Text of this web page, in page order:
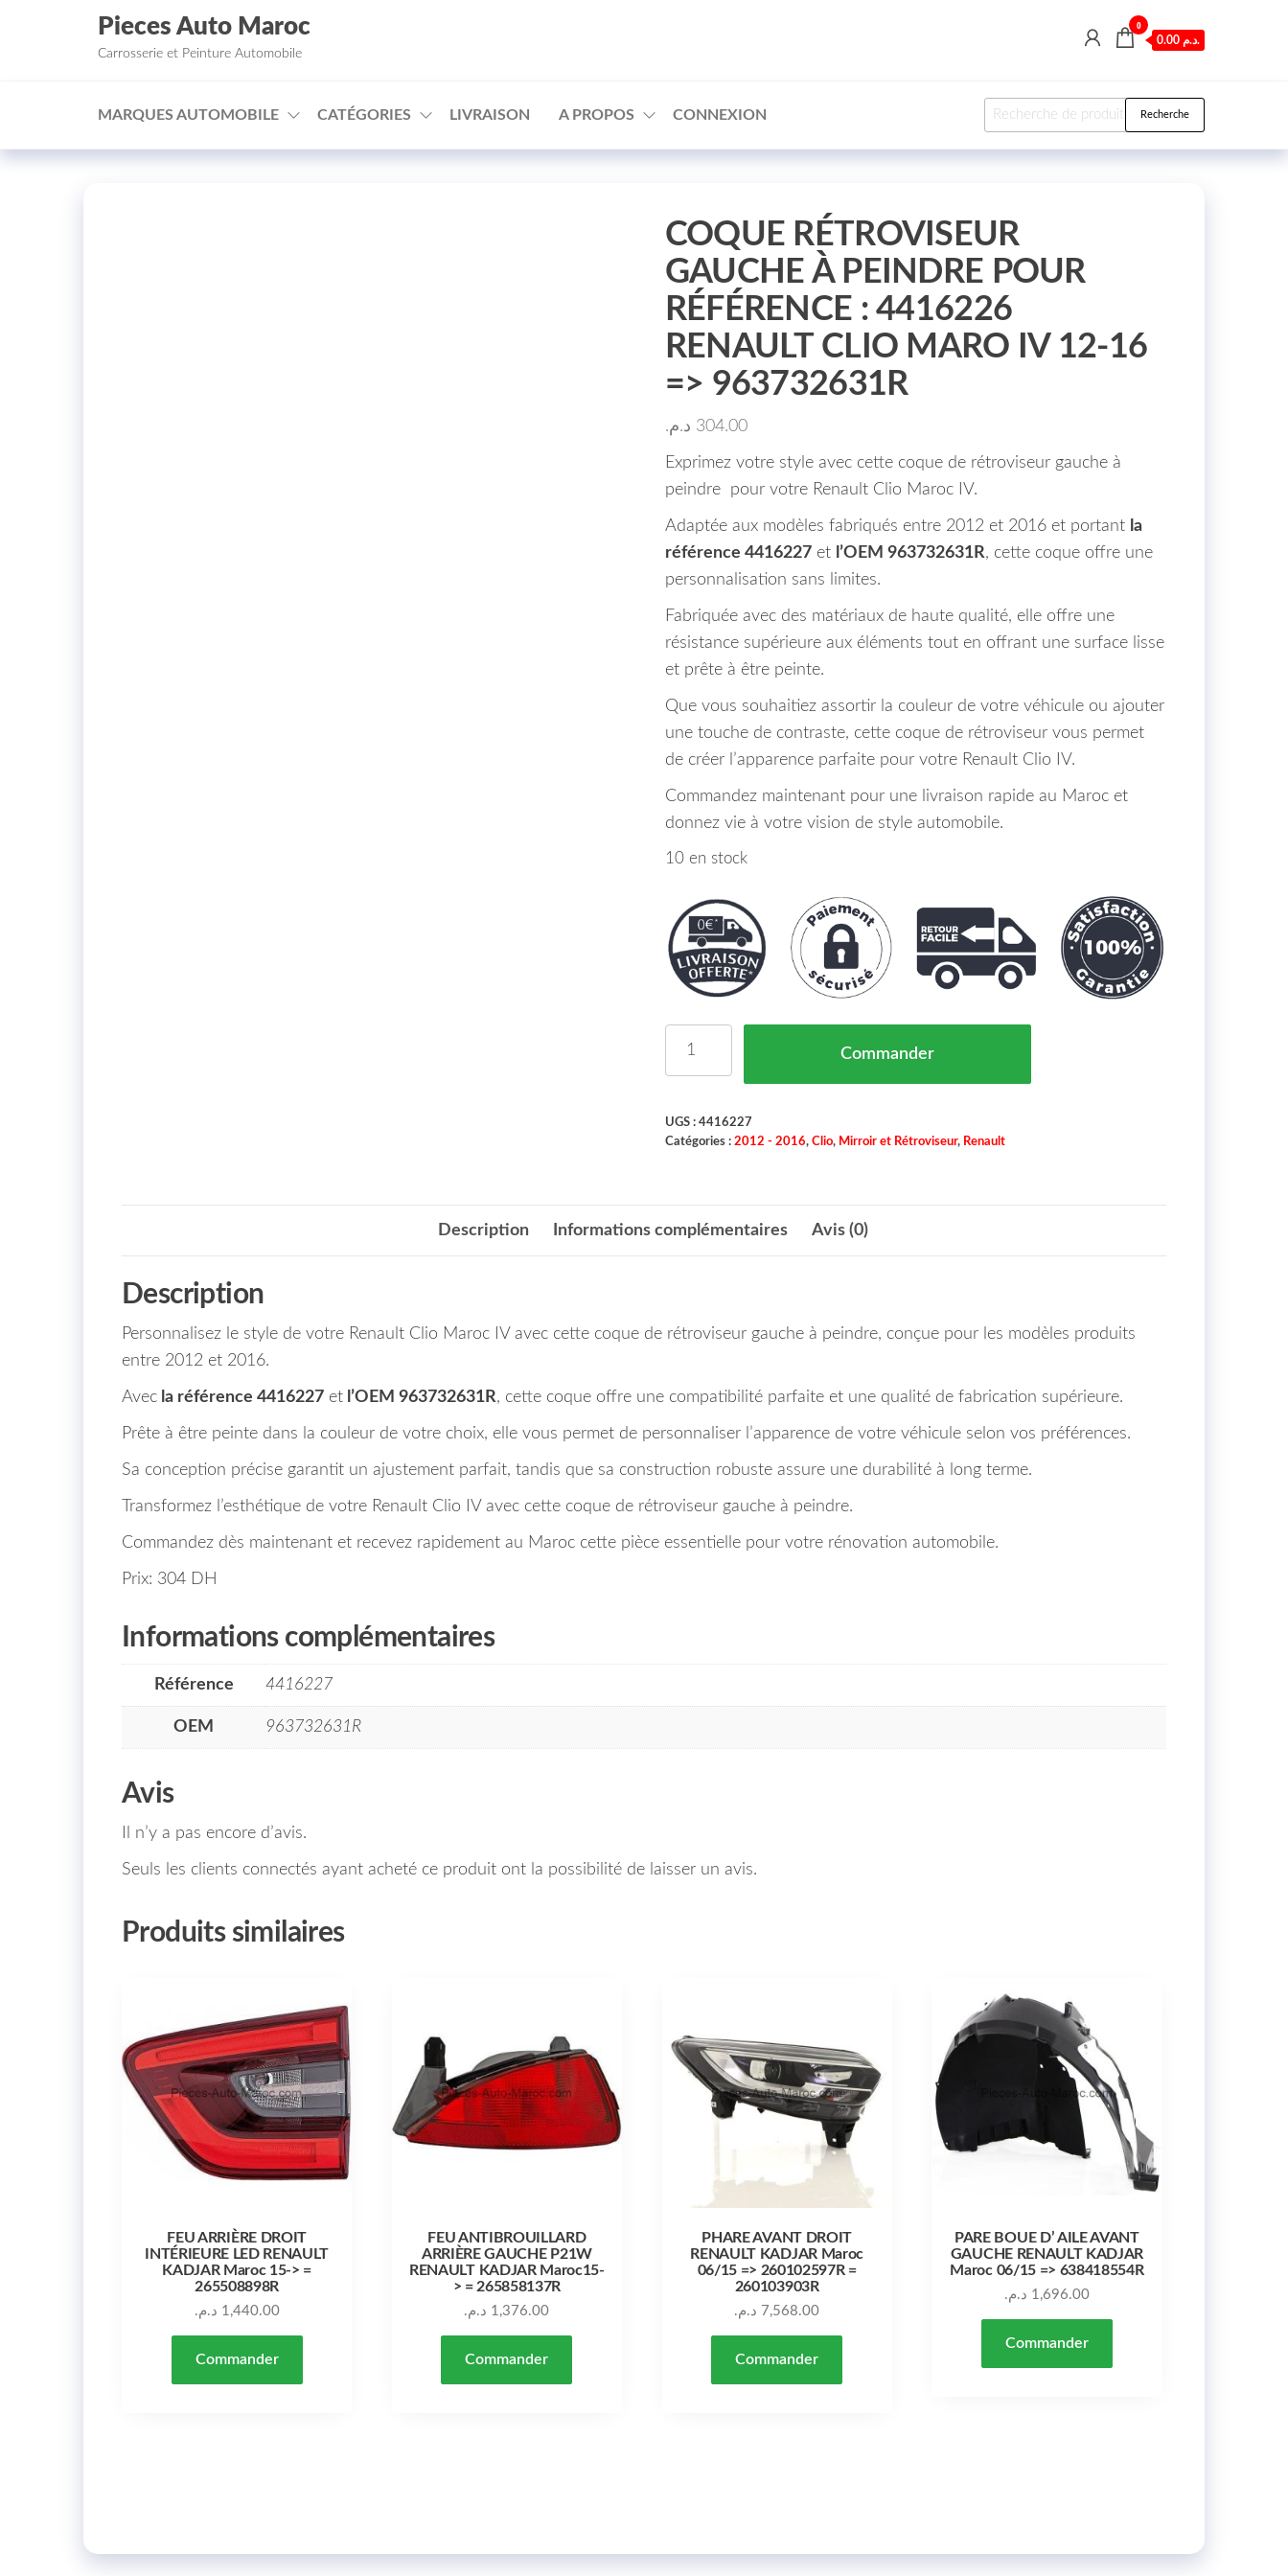
□
Aller au contenu
Pieces Auto Maroc
Carrosserie et Peinture Automobile
0
0.00 د.م.
MARQUES AUTOMOBILE CATÉGORIES LIVRAISON A PROPOS CONNEXION Recherche pour : Recherche
COQUE RÉTROVISEUR
GAUCHE À PEINDRE POUR
RÉFÉRENCE : 4416226
RENAULT CLIO MARO IV 12-16
=> 963732631R
304.00 د.م.
Exprimez votre style avec cette coque de rétroviseur gauche à
peindre pour votre Renault Clio Maroc IV.
Adaptée aux modèles fabriqués entre 2012 et 2016 et portant la
référence 4416227et l’OEM 963732631R, cette coque offre une
personnalisation sans limites.
Fabriquée avec des matériaux de haute qualité, elle offre une
résistance supérieure aux éléments tout en offrant une surface lisse
et prête à être peinte.
Que vous souhaitiez assortir la couleur de votre véhicule ou ajouter
une touche de contraste, cette coque de rétroviseur vous permet
de créer l’apparence parfaite pour votre Renault Clio IV.
Commandez maintenant pour une livraison rapide au Maroc et
donnez vie à votre vision de style automobile.
10 en stock
Commander
UGS : 4416227
Catégories : 2012 - 2016, Clio, Mirroir et Rétroviseur, Renault
Description Informations complémentaires Avis (0)
Description
Personnalisez le style de votre Renault Clio Maroc IV avec cette coque de rétroviseur gauche à peindre, conçue pour les modèles produits
entre 2012 et 2016.
Avec la référence 4416227 et l’OEM 963732631R, cette coque offre une compatibilité parfaite et une qualité de fabrication supérieure.
Prête à être peinte dans la couleur de votre choix, elle vous permet de personnaliser l’apparence de votre véhicule selon vos préférences.
Sa conception précise garantit un ajustement parfait, tandis que sa construction robuste assure une durabilité à long terme.
Transformez l’esthétique de votre Renault Clio IV avec cette coque de rétroviseur gauche à peindre.
Commandez dès maintenant et recevez rapidement au Maroc cette pièce essentielle pour votre rénovation automobile.
Prix: 304 DH
Informations complémentaires
Référence 4416227
OEM 963732631R
Avis
Il n’y a pas encore d’avis.
Seuls les clients connectés ayant acheté ce produit ont la possibilité de laisser un avis.
Produits similaires
FEU ARRIÈRE DROIT
INTÉRIEURE LED RENAULT
KADJAR Maroc 15-> =
265508898R
1,440.00 د.م.
Commander
FEU ANTIBROUILLARD
ARRIÈRE GAUCHE P21W
RENAULT KADJAR Maroc15-
> = 265858137R
1,376.00 د.م.
Commander
PHARE AVANT DROIT
RENAULT KADJAR Maroc
06/15 => 260102597R =
260103903R
7,568.00 د.م.
Commander
PARE BOUE D’ AILE AVANT
GAUCHE RENAULT KADJAR
Maroc 06/15 => 638418554R
1,696.00 د.م.
Commander